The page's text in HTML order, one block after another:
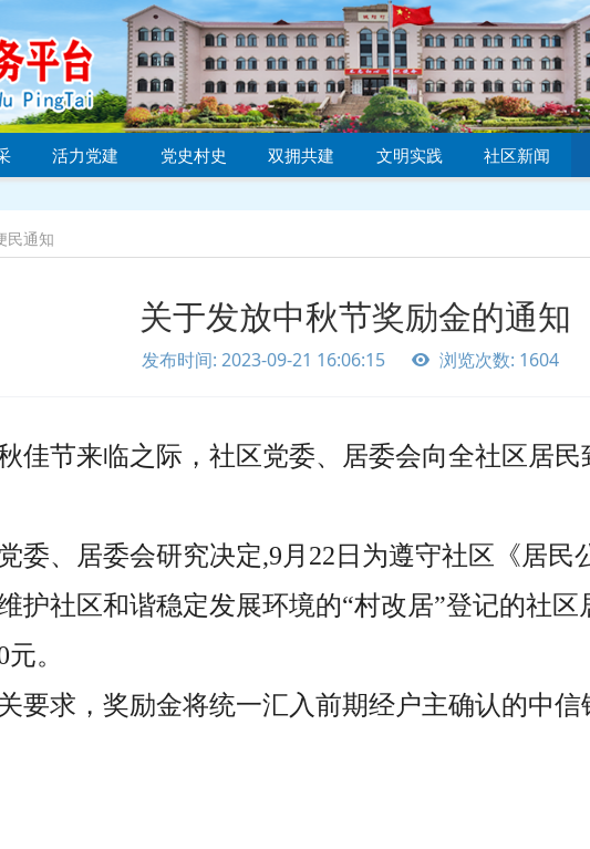
活力党建 党史村史 双拥共建 文明实践 社区新闻
民通知
关于发放中秋节奖励金的通知
发布时间: 2023-09-21 16:06:15 浏览次数: 1604
佳节来临之际，社区党委、居委会向全社区居
委、居委会研究决定,9月22日为遵守社区《居民
护社区和谐稳定发展环境的“村改居”登记的社区
。
要求，奖励金将统一汇入前期经户主确认的中